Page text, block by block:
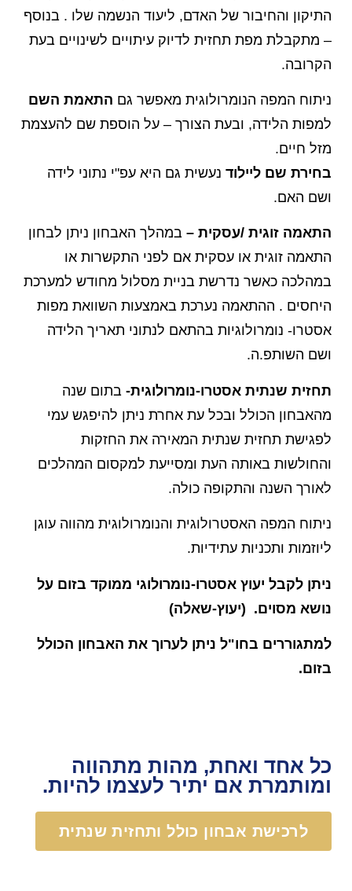
התיקון והחיבור של האדם, ליעוד הנשמה שלו . בנוסף
– מתקבלת מפת תחזית לדיוק עיתויים לשינויים בעת
הקרובה.
ניתוח המפה הנומרולוגית מאפשר גם התאמת השם
למפות הלידה, ובעת הצורך – על הוספת שם להעצמת
מזל חיים.
בחירת שם ליילוד נעשית גם היא עפ"י נתוני לידה
ושם האם.
התאמה זוגית /עסקית – במהלך האבחון ניתן לבחון
התאמה זוגית או עסקית אם לפני התקשרות או
במהלכה כאשר נדרשת בניית מסלול מחודש למערכת
היחסים . ההתאמה נערכת באמצעות השוואת מפות
אסטרו- נומרולוגיות בהתאם לנתוני תאריך הלידה
ושם השותפ.ה.
תחזית שנתית אסטרו-נומרולוגית- בתום שנה
מהאבחון הכולל ובכל עת אחרת ניתן להיפגש עמי
לפגישת תחזית שנתית המאירה את החזקות
והחולשות באותה העת ומסייעת למקסום המהלכים
לאורך השנה והתקופה כולה.
ניתוח המפה האסטרולוגית והנומרולוגית מהווה עוגן
ליוזמות ותכניות עתידיות.
ניתן לקבל יעוץ אסטרו-נומרולוגי ממוקד בזום על
נושא מסוים. (יעוץ-שאלה)
למתגוררים בחו"ל ניתן לערוך את האבחון הכולל
בזום.
כל אחד ואחת, מהות מתהווה
ומותמרת אם יתיר לעצמו להיות.
לרכישת אבחון כולל ותחזית שנתית